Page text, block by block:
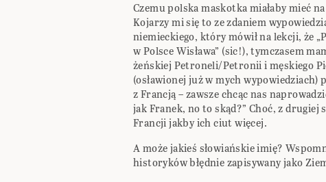
Czemu polska maskotka miałaby mieć
Kojarzy mi się to ze zdaniem
niemieckiego, który mówił na lekcji, że
w Polsce Wisława” (sic!), tymczasem
żeńskiej Petroneli/Petronii i męskiego
(osławionej już w mych
z Francją – zawsze chcąc nas
jak Franek, no to skąd?” Choć, z
Francji jakby ich ciut więcej.
A może jakieś słowiańskie imię?
historyków błędnie zapisywany jako